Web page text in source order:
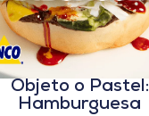
Objeto o Pastel:
Hamburguesa